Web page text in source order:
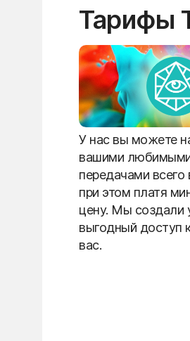
Тарифы
У нас вы можете
вашими
передачами всего
при этом платя
цену. Мы создали
выгодный доступ
вас.